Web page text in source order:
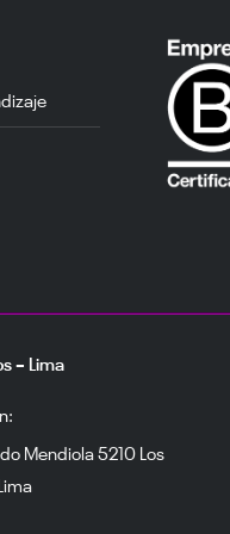
– Lima
Mendiola 5210 Los